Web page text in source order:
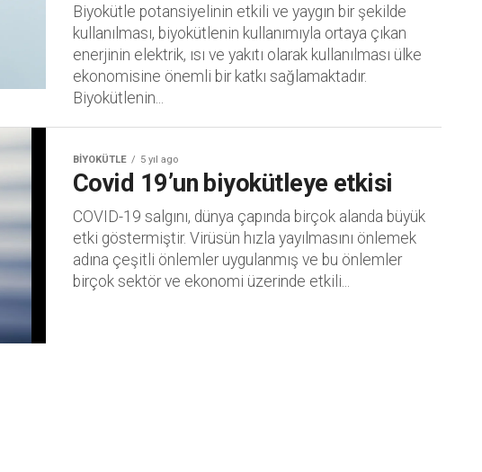
Biyokütle potansiyelinin etkili ve yaygın bir şekilde
kullanılması, biyokütlenin kullanımıyla ortaya çıkan
enerjinin elektrik, ısı ve yakıtı olarak kullanılması ülke
ekonomisine önemli bir katkı sağlamaktadır.
Biyokütlenin...
BIYOKÜTLE 5 yıl ago
Covid 19’un biyokütleye etkisi
COVID-19 salgını, dünya çapında birçok alanda büyük
etki göstermiştir. Virüsün hızla yayılmasını önlemek
adına çeşitli önlemler uygulanmış ve bu önlemler
birçok sektör ve ekonomi üzerinde etkili...